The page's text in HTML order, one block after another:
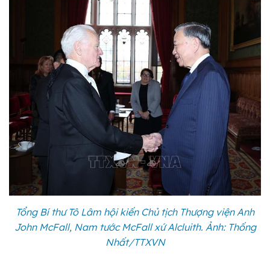
Tổng Bí thư Tô Lâm hội kiến Chủ tịch Thượng viện Anh
John McFall, Nam tước McFall xứ Alcluith. Ảnh: Thống
Nhất/TTXVN